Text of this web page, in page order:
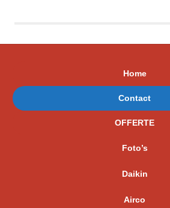
Home
Contact
OFFERTE
Foto’s
Daikin
Airco